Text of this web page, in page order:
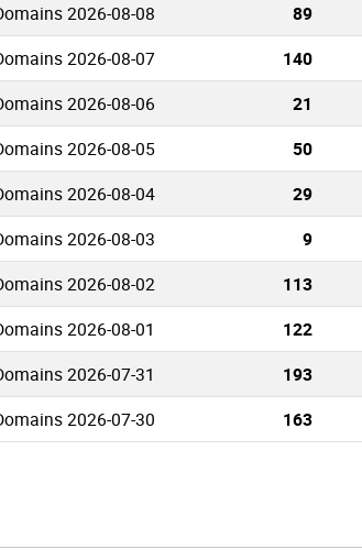
2026-08-08 89
2026-08-07 140
2026-08-06 21
2026-08-05 50
2026-08-04 29
2026-08-03 9
2026-08-02 113
2026-08-01 122
2026-07-31 193
2026-07-30 163